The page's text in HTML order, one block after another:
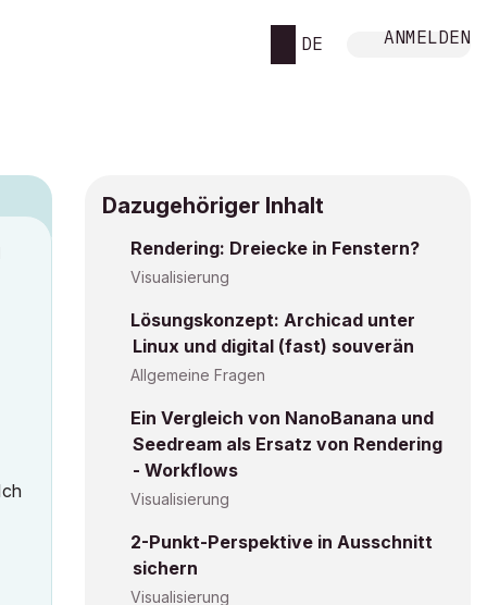
DE ANMELDEN
Dazugehöriger Inhalt
Rendering: Dreiecke in Fenstern?
Visualisierung
Lösungskonzept: Archicad unter
Linux und digital (fast) souverän
Allgemeine Fragen
Ein Vergleich von NanoBanana und
Seedream als Ersatz von Rendering
- Workflows
Visualisierung
2-Punkt-Perspektive in Ausschnitt
sichern
Visualisierung